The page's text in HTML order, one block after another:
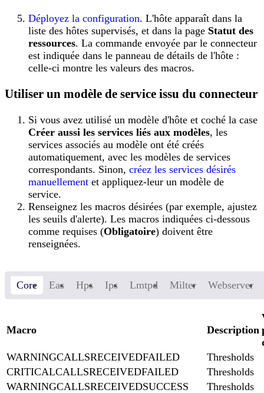
Déployez la configuration. L'hôte apparaît dans la
liste des hôtes supervisés, et dans la page Statut des
ressources. La commande envoyée par le connecteur
est indiquée dans le panneau de détails de l'hôte :
celle-ci montre les valeurs des macros.
Utiliser un modèle de service issu du connecteur
Si vous avez utilisé un modèle d'hôte et coché la case
Créer aussi les services liés aux modèles, les
services associés au modèle ont été créés
automatiquement, avec les modèles de services
correspondants. Sinon, créez les services désirés
manuellement et appliquez-leur un modèle de
service.
Renseignez les macros désirées (par exemple, ajustez
les seuils d'alerte). Les macros indiquées ci-dessous
comme requises (Obligatoire) doivent être
renseignées.
Core Eas Hps Ips Lmtpd Milter Webserver
Macro Description
WARNINGCALLSRECEIVEDFAILED
Thresholds
CRITICALCALLSRECEIVEDFAILED
Thresholds
WARNINGCALLSRECEIVEDSUCCESS
Thresholds